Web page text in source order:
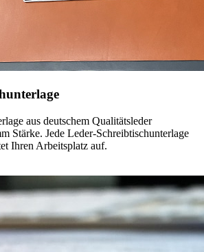
aus deutschem Qualitätsleder
Stärke. Jede Leder-Schreibtischunterlage
Ihren Arbeitsplatz auf.